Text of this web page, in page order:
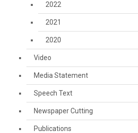
2022
2021
2020
Video
Media Statement
Speech Text
Newspaper Cutting
Publications